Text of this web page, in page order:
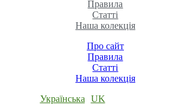
Правила
Статті
Наша колекція
Про сайт
Правила
Статті
Наша колекція
Українська
UK